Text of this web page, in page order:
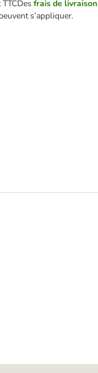
Desfrais de livraison
s’appliquer.